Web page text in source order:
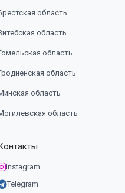
область
область
область
область
область
область
Instagram
Telegram